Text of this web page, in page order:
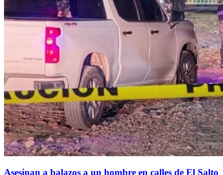
Asesinan a balazos a un hombre en calles de El Salto